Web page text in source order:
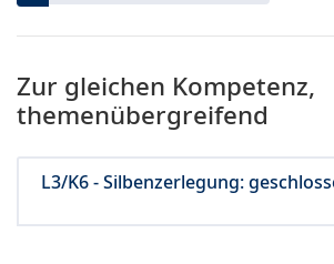
Zur gleichen Kompetenz,
themenübergreifend
L3/K6 - Silbenzerlegung: